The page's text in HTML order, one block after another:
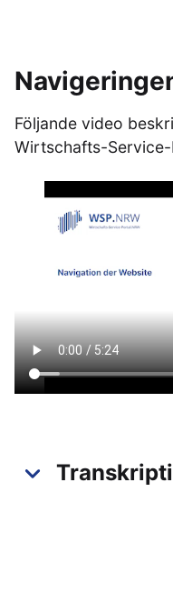
Följande video
Wirtschafts-